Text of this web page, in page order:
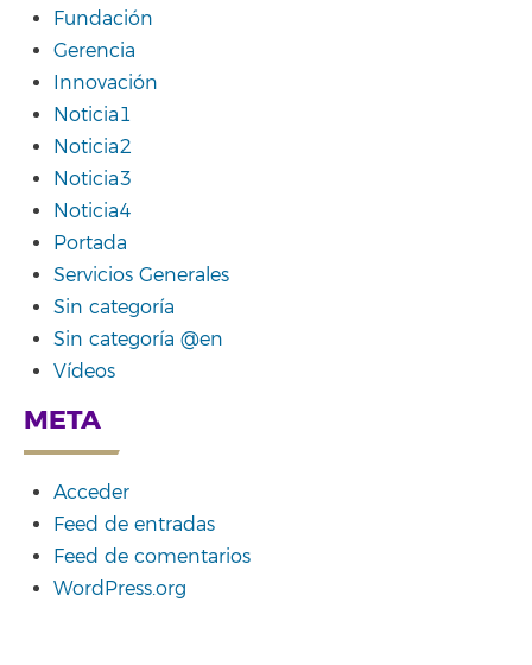
Fundación
Gerencia
Innovación
Noticia1
Noticia2
Noticia3
Noticia4
Portada
Servicios Generales
Sin categoría
Sin categoría @en
Vídeos
META
Acceder
Feed de entradas
Feed de comentarios
WordPress.org